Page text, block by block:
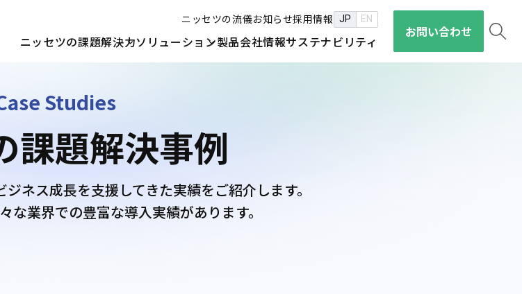
ニッセツの流儀お知らせ採用情報 JP EN
ニッセツの課題解決力ソリューション製品会社情報サステナビリティ
お問い合わせ
Studies
課題解決事例
ジネス成長を支援してきた実績をご紹介します。
な業界での豊富な導入実績があります。